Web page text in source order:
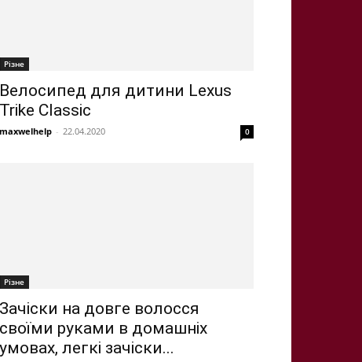
Різне
Велосипед для дитини Lexus
Trike Classic
maxwelhelp - 22.04.2020 0
Різне
Зачіски на довге волосся
своїми руками в домашніх
умовах, легкі зачіски...